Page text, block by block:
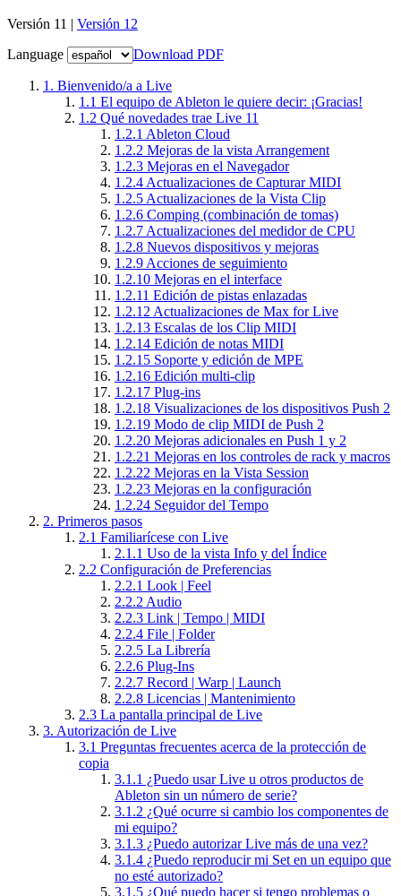
Versión 11 | Versión 12
Language
Download PDF
1. Bienvenido/a a Live
1.1 El equipo de Ableton le quiere decir: ¡Gracias!
1.2 Qué novedades trae Live 11
1.2.1 Ableton Cloud
1.2.2 Mejoras de la vista Arrangement
1.2.3 Mejoras en el Navegador
1.2.4 Actualizaciones de Capturar MIDI
1.2.5 Actualizaciones de la Vista Clip
1.2.6 Comping (combinación de tomas)
1.2.7 Actualizaciones del medidor de CPU
1.2.8 Nuevos dispositivos y mejoras
1.2.9 Acciones de seguimiento
1.2.10 Mejoras en el interface
1.2.11 Edición de pistas enlazadas
1.2.12 Actualizaciones de Max for Live
1.2.13 Escalas de los Clip MIDI
1.2.14 Edición de notas MIDI
1.2.15 Soporte y edición de MPE
1.2.16 Edición multi-clip
1.2.17 Plug-ins
1.2.18 Visualizaciones de los dispositivos Push 2
1.2.19 Modo de clip MIDI de Push 2
1.2.20 Mejoras adicionales en Push 1 y 2
1.2.21 Mejoras en los controles de rack y macros
1.2.22 Mejoras en la Vista Session
1.2.23 Mejoras en la configuración
1.2.24 Seguidor del Tempo
2. Primeros pasos
2.1 Familiarícese con Live
2.1.1 Uso de la vista Info y del Índice
2.2 Configuración de Preferencias
2.2.1 Look | Feel
2.2.2 Audio
2.2.3 Link | Tempo | MIDI
2.2.4 File | Folder
2.2.5 La Librería
2.2.6 Plug-Ins
2.2.7 Record | Warp | Launch
2.2.8 Licencias | Mantenimiento
2.3 La pantalla principal de Live
3. Autorización de Live
3.1 Preguntas frecuentes acerca de la protección de
copia
3.1.1 ¿Puedo usar Live u otros productos de
Ableton sin un número de serie?
3.1.2 ¿Qué ocurre si cambio los componentes de
mi equipo?
3.1.3 ¿Puedo autorizar Live más de una vez?
3.1.4 ¿Puedo reproducir mi Set en un equipo que
no esté autorizado?
3.1.5 ¿Qué puedo hacer si tengo problemas o